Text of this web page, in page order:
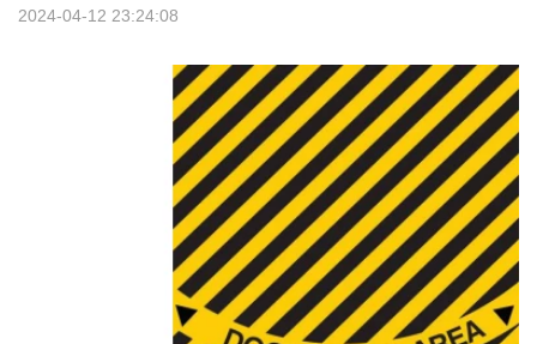
2024-04-12 23:24:08